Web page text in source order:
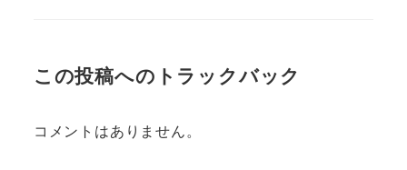
この投稿へのトラックバック
コメントはありません。